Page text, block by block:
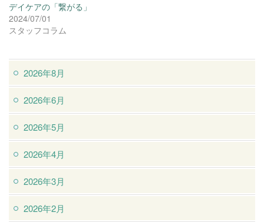
デイケアの「繋がる」
2024/07/01
スタッフコラム
2026年8月
2026年6月
2026年5月
2026年4月
2026年3月
2026年2月